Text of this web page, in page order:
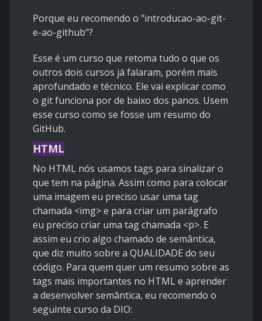
Porque eu recomendo o "introducao-ao-git-
e-ao-github"?
Esse é um curso que retoma tudo o que os
outros dois cursos já falaram, porém mais
aprofundado e técnico. Ele vai explicar como
o git funciona por de baixo dos panos. Usem
esse curso como se fosse um resumo do
GitHub.
HTML
No HTML nós usamos tags para sinalizar o
que tem na página. Assim como para colocar
uma imagem eu preciso usar uma tag
chamada <img> e para criar um parágrafo
eu preciso criar uma tag chamada <p>. E
assim eu crio algo chamado de semântica,
que diz muito sobre a QUALIDADE do seu
código. Para quem quer um resumo sobre as
tags mais importantes no HTML e aprender
a desenvolver semântica, eu recomendo o
seguinte curso da DIO: